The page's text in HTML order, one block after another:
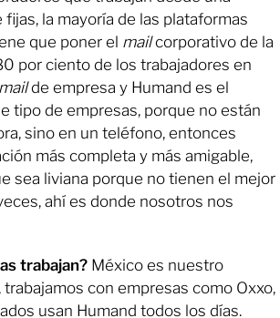
la mayoría de las plataformas
que poner el mailcorporativo de la
por ciento de los trabajadores en
mailde empresa y Humand es el
tipo de empresas, porque no están
sino en un teléfono, entonces
más completa y más amigable,
sea liviana porque no tienen el mejor
ahí es donde nosotros nos
trabajan? México es nuestro
con empresas como Oxxo,
usan Humand todos los días.